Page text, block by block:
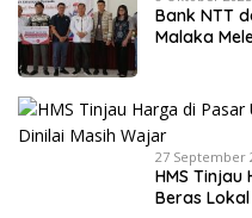
Bank NTT
Malaka
27 September
HMS
Beras